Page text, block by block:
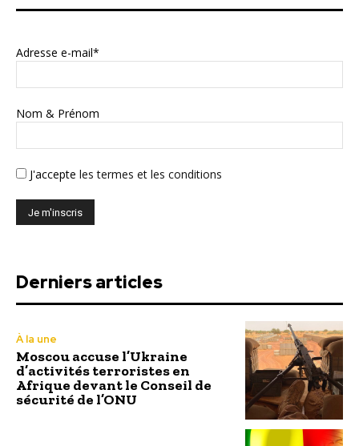
Adresse e-mail*
Nom & Prénom
J'accepte les termes et les conditions
Derniers articles
À la une
Moscou accuse l’Ukraine
d’activités terroristes en
Afrique devant le Conseil de
sécurité de l’ONU